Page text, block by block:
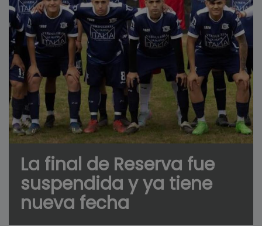
La final de Reserva fue
suspendida y ya tiene
nueva fecha